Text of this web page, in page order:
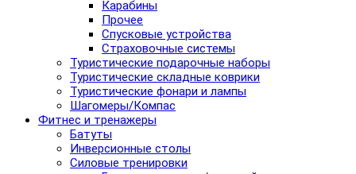
Карабины
Прочее
Спусковые устройства
Страховочные системы
Туристические подарочные наборы
Туристические складные коврики
Туристические фонари и лампы
Шагомеры/Компас
Фитнес и тренажеры
Батуты
Инверсионные столы
Силовые тренировки